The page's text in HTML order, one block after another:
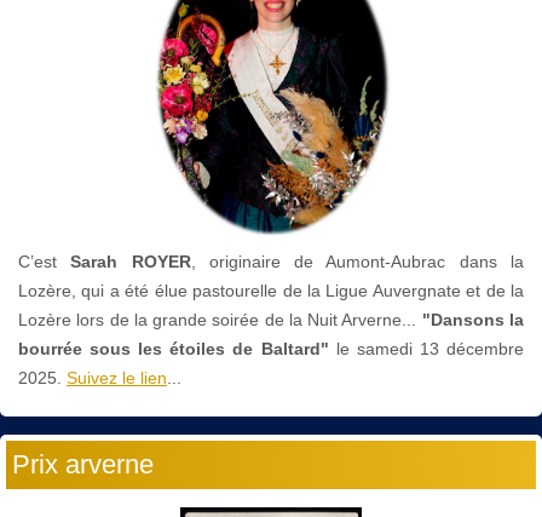
C’estSarah ROYER, originaire de Aumont-Aubrac dans la
Lozère, qui a été élue pastourelle de la Ligue Auvergnate et de la
Lozère lors de la grande soirée de la Nuit Arverne... "Dansons la
bourrée sous les étoiles de Baltard" le samedi 13 décembre
2025. Suivez le lien...
Prix arverne